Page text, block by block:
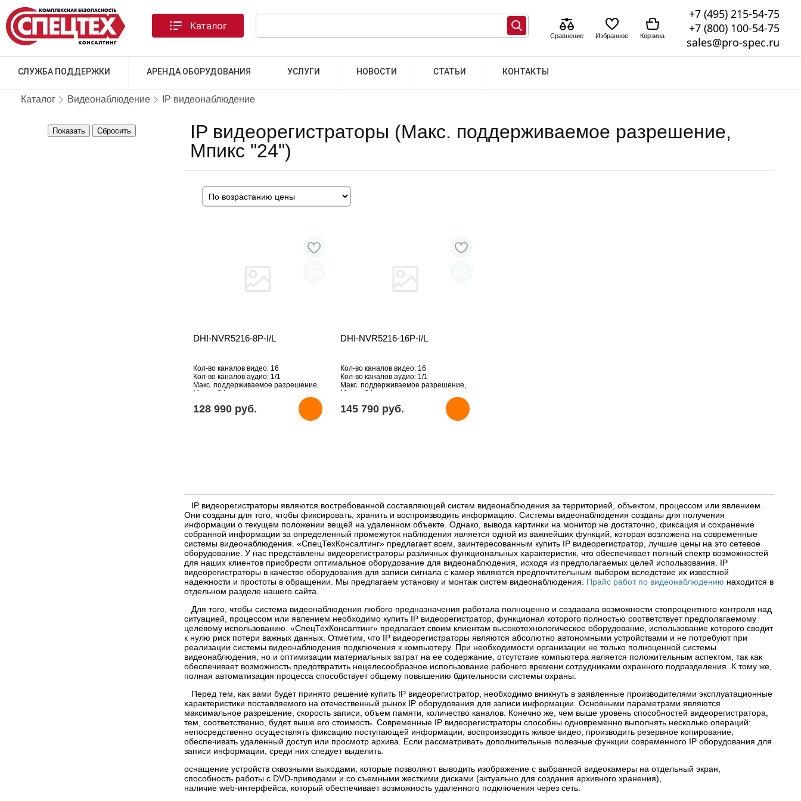
СЛУЖБА ПОДДЕРЖКИ АРЕНДА ОБОРУДОВАНИЯ УСЛУГИ НОВОСТИ СТАТЬИ КОНТАКТЫ
Каталог
Сравнение Избранное Корзина
+7 (495) 215-54-75
+7 (800) 100-54-75
sales@pro-spec.ru
Каталог Видеонаблюдение IP видеонаблюдение
Показать Сбросить
IP видеорегистраторы (Макс. поддерживаемое разрешение,
Мпикс "24")
DHI-NVR5216-8P-I/L
Кол-во каналов видео: 16
Кол-во каналов аудио: 1/1
Макс. поддерживаемое разрешение,
Мпикс: 24
128 990 pуб.
DHI-NVR5216-16P-I/L
Кол-во каналов видео: 16
Кол-во каналов аудио: 1/1
Макс. поддерживаемое разрешение,
Мпикс: 24
145 790 pуб.
IP видеорегистраторы являются востребованной составляющей систем видеонаблюдения за территорией, объектом, процессом или явлением.
Они созданы для того, чтобы фиксировать, хранить и воспроизводить информацию. Системы видеонаблюдения созданы для получения
информации о текущем положении вещей на удаленном объекте. Однако, вывода картинки на монитор не достаточно, фиксация и сохранение
собранной информации за определенный промежуток наблюдения является одной из важнейших функций, которая возложена на современные
системы видеонаблюдения. «СпецТехКонсалтинг» предлагает всем, заинтересованным купить IP видеорегистратор, лучшие цены на это сетевое
оборудование. У нас представлены видеорегистраторы различных функциональных характеристик, что обеспечивает полный спектр возможностей
для наших клиентов приобрести оптимальное оборудование для видеонаблюдения, исходя из предполагаемых целей использования. IP
видеорегистраторы в качестве оборудования для записи сигнала с камер являются предпочтительным выбором вследствие их известной
надежности и простоты в обращении. Мы предлагаем установку и монтаж систем видеонаблюдения. Прайс работ по видеонаблюдению находится в
отдельном разделе нашего сайта.
Для того, чтобы система видеонаблюдения любого предназначения работала полноценно и создавала возможности стопроцентного контроля над
ситуацией, процессом или явлением необходимо купить IP видеорегистратор, функционал которого полностью соответствует предполагаемому
целевому использованию. «СпецТехКонсалтинг» предлагает своим клиентам высокотехнологическое оборудование, использование которого сводит
к нулю риск потери важных данных. Отметим, что IP видеорегистраторы являются абсолютно автономными устройствами и не потребуют при
реализации системы видеонаблюдения подключения к компьютеру. При необходимости организации не только полноценной системы
видеонаблюдения, но и оптимизации материальных затрат на ее содержание, отсутствие компьютера является положительным аспектом, так как
обеспечивает возможность предотвратить нецелесообразное использование рабочего времени сотрудниками охранного подразделения. К тому же,
полная автоматизация процесса способствует общему повышению бдительности системы охраны.
Перед тем, как вами будет принято решение купить IP видеорегистратор, необходимо вникнуть в заявленные производителями эксплуатационные
характеристики поставляемого на отечественный рынок IP оборудования для записи информации. Основными параметрами являются
максимальное разрешение, скорость записи, объем памяти, количество каналов. Конечно же, чем выше уровень способностей видеорегистратора,
тем, соответственно, будет выше его стоимость. Современные IP видеорегистраторы способны одновременно выполнять несколько операций:
непосредственно осуществлять фиксацию поступающей информации, воспроизводить живое видео, производить резервное копирование,
обеспечивать удаленный доступ или просмотр архива. Если рассматривать дополнительные полезные функции современного IP оборудования для
записи информации, среди них следует выделить:
оснащение устройств сквозными выходами, которые позволяют выводить изображение с выбранной видеокамеры на отдельный экран,
способность работы с DVD-приводами и со съемными жесткими дисками (актуально для создания архивного хранения),
наличие web-интерфейса, который обеспечивает возможность удаленного подключения через сеть.